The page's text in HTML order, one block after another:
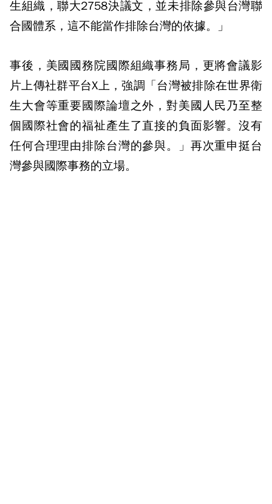
生組織，聯大2758決議文，並未排除參與台灣聯
合國體系，這不能當作排除台灣的依據。」
事後，美國國務院國際組織事務局，更將會議影
片上傳社群平台X上，強調「台灣被排除在世界衛
生大會等重要國際論壇之外，對美國人民乃至整
個國際社會的福祉產生了直接的負面影響。沒有
任何合理理由排除台灣的參與。」再次重申挺台
灣參與國際事務的立場。